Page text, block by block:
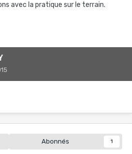
avec la pratique sur le terrain.
Abonnés 1